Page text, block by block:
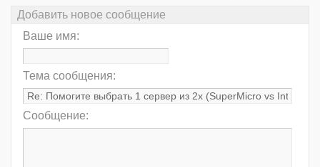
Добавить новое сообщение
Ваше имя:
Тема сообщения:
Сообщение: